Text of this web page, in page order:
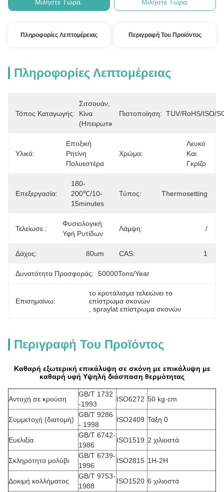
Μιλήστε Τώρα. Μιλήστε Τώρα.
Πληροφορίες Λεπτομέρειας Περιγραφή Του Προϊόντος
Πληροφορίες Λεπτομέρειας
Τόπος Καταγωγής:
Σιτσουάν,
Κίνα
(ηπειρωτική)
Πιστοποίηση: TUV/RoHS/ISO/
Υλικό:
Εποξική
Ρητίνη
Πολυεστέρα
Χρώμα:
Λευκό
Και
Γκρίζο
Επεξεργασία:
180-
200℃/10-
15minutes
Τύπος: Thermosetting
Τελείωσε.:
Φυσιολογική
Υφή Ρυτίδων
Λάμψη: /
Δάχος: 80um CAS: 1
Δυνατότητα Προσφοράς: 50000Tons/Year
Επισημαίνω:
το κροτάλισμα τελειώνει το
επίστρωμα σκονών
, spraylat επίστρωμα σκονών
Περιγραφή Του Προϊόντος
Καθαρή εξωτερική επικάλυψη σε σκόνη με επικάλυψη με
καθαρή υφή Υψηλή διάσπαση θερμότητας
Αντοχή σε κρούση
GB/T 1732
-1993
ISO6272 50 kg·cm
Συμμετοχή (διατομή)
GB/T 9286
- 1998
ISO2409 Τάξη 0
Ευελιξία
GB/T 6742-
1986
ISO1519 2 χιλιοστά
Σκληρότητα μολύβι
GB/T 6739-
1996
ISO2815 1H-2H
Δοκιμή κολλήματος
GB/T 9753-
1988
ISO1520 6 χιλιοστά